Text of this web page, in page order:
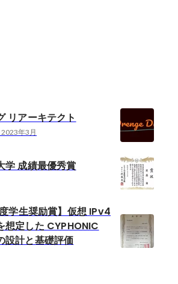
リアーキテクト
2023年3月
学 成績最優秀賞
度学生奨励賞】仮想 IPv4
想定した CYPHONIC
設計と基礎評価